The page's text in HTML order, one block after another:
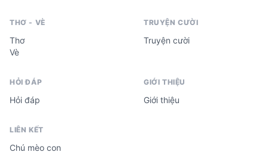
THƠ - VÈ
Thơ
Vè
TRUYỆN CƯỜI
Truyện cười
HỎI ĐÁP
Hỏi đáp
GIỚI THIỆU
Giới thiệu
LIÊN KẾT
Chú mèo con